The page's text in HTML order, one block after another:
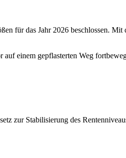
für das Jahr 2026 beschlossen.
zur Stabilisierung des